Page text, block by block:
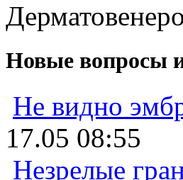
Новые вопросы
Не видно
17.05 08:55
Незрелые